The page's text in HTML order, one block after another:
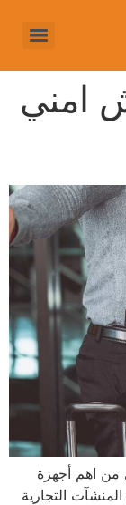
امني
من اهم أجهزة
التجارية